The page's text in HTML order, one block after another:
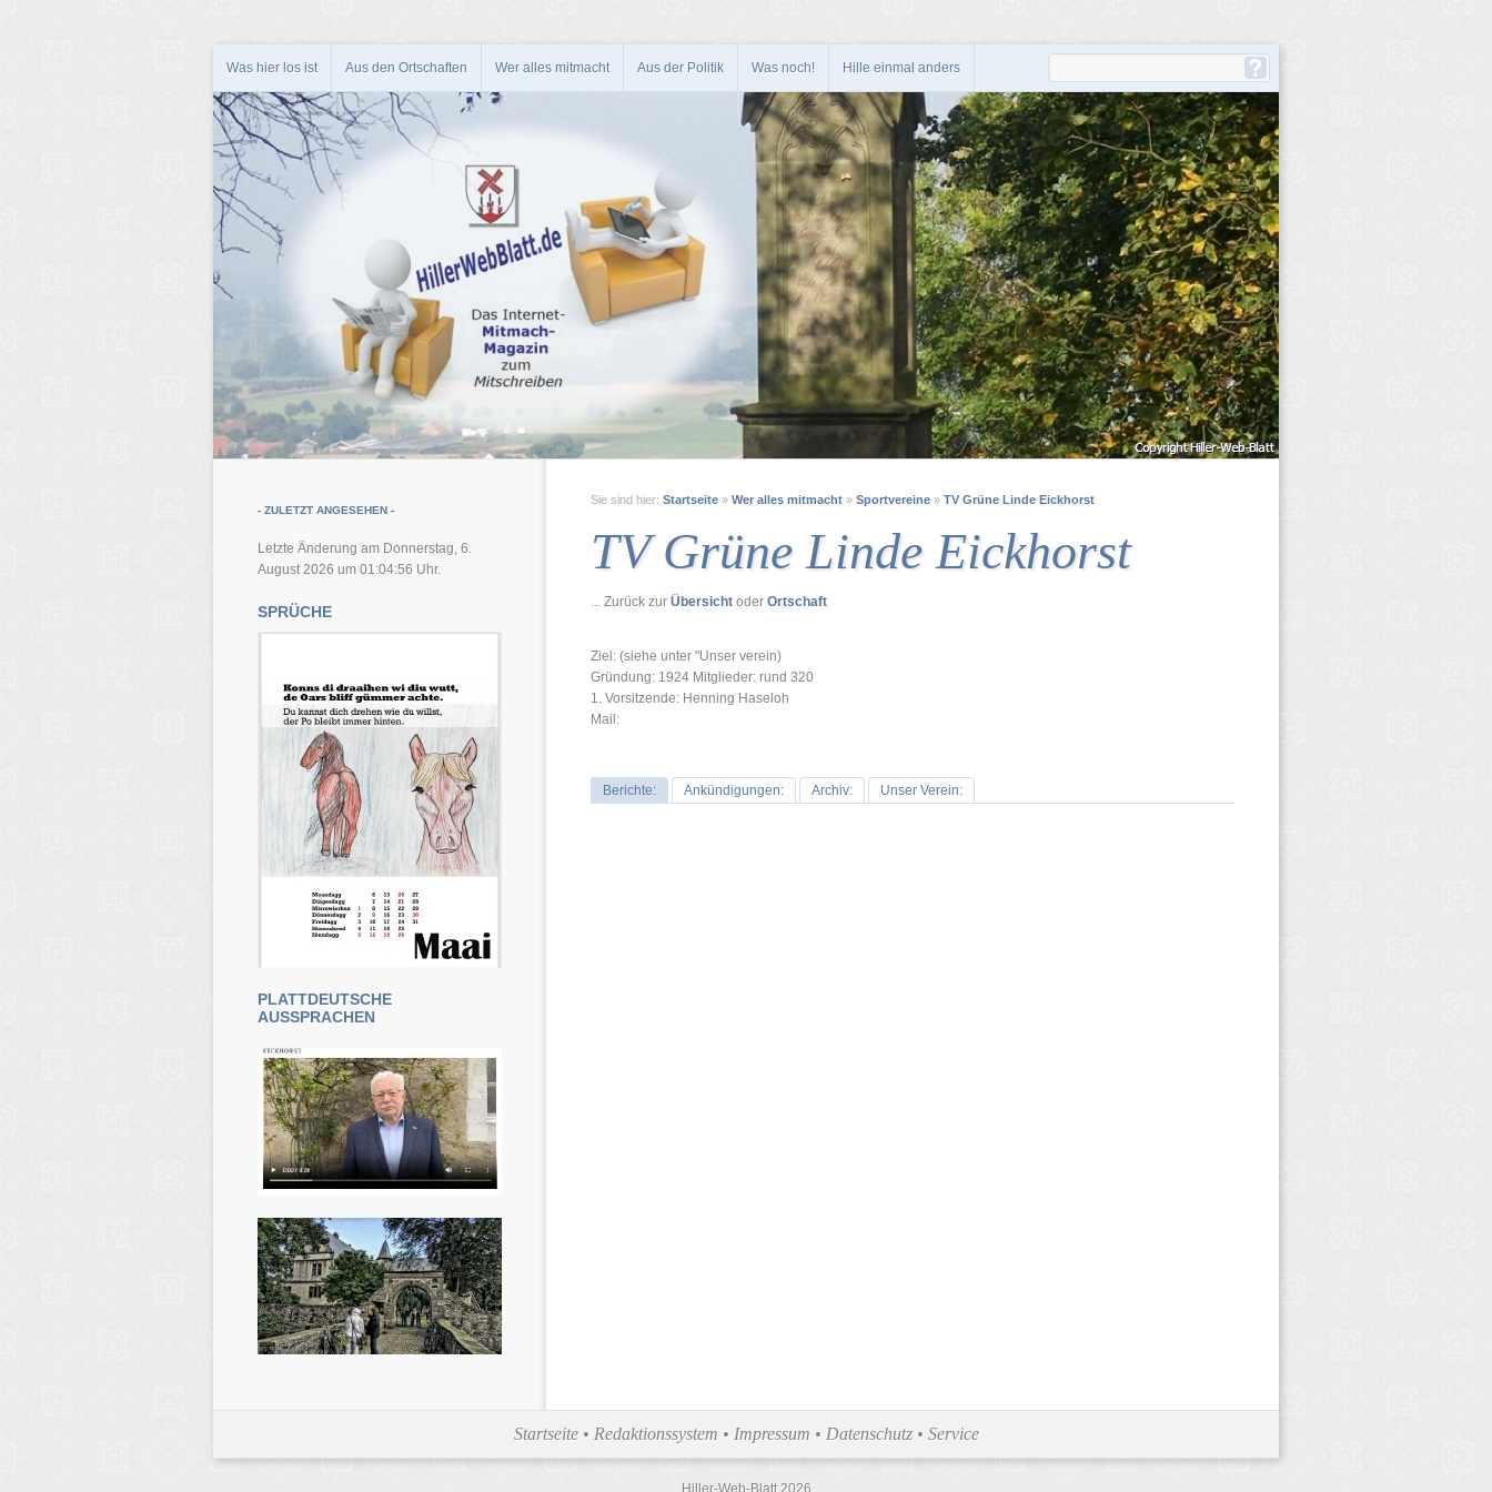
Was hier los ist Aus den Ortschaften Wer alles mitmacht Aus der Politik Was noch! Hille einmal anders
- ZULETZT ANGESEHEN -
Letzte Änderung am Donnerstag, 6.
August 2026 um 01:04:56 Uhr.
SPRÜCHE
PLATTDEUTSCHE
AUSSPRACHEN
Sie sind hier: Startseite » Wer alles mitmacht » Sportvereine » TV Grüne Linde Eickhorst
TV Grüne Linde Eickhorst
... Zurück zur Übersicht oder Ortschaft
Ziel: (siehe unter "Unser verein)
Gründung: 1924 Mitglieder: rund 320
1. Vorsitzende: Henning Haseloh
Mail:
Berichte: Ankündigungen: Archiv: Unser Verein:
Startseite• Redaktionssystem • Impressum • Datenschutz• Service
Hiller-Web-Blatt 2026